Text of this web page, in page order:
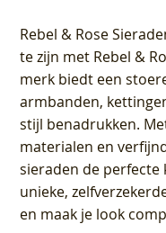
Rebel & Rose
te zijn met Rebel &
merk biedt een
armbanden,
stijl benadrukken.
materialen en
sieraden de perfecte
unieke,
en maak je look